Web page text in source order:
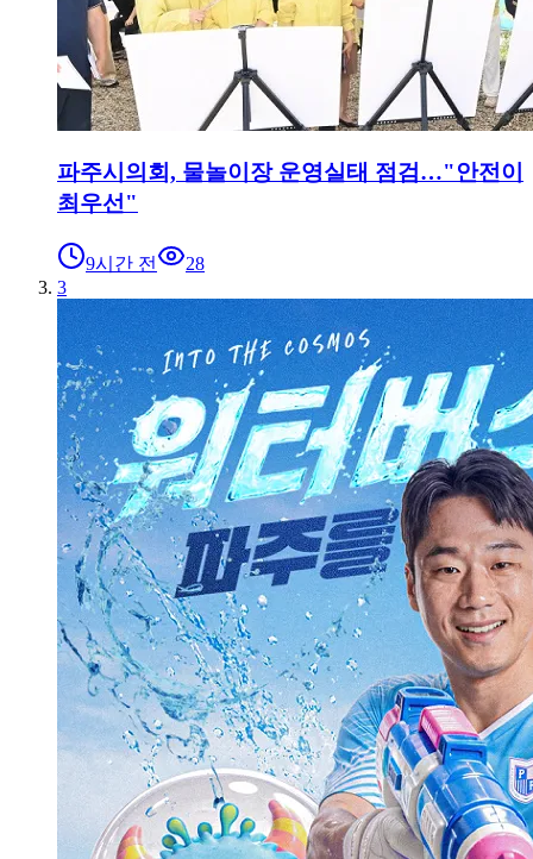
파주시의회, 물놀이장 운영실태 점검…"안전이
최우선"
9시간 전
28
3